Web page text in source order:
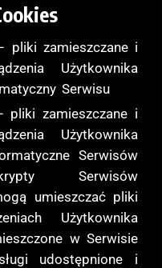
pliki zamieszczane i
Użytkownika
Serwisu
zamieszczane i
Użytkownika
Serwisów
Serwisów
umieszczać pliki
Użytkownika
w Serwisie
udostępnione i